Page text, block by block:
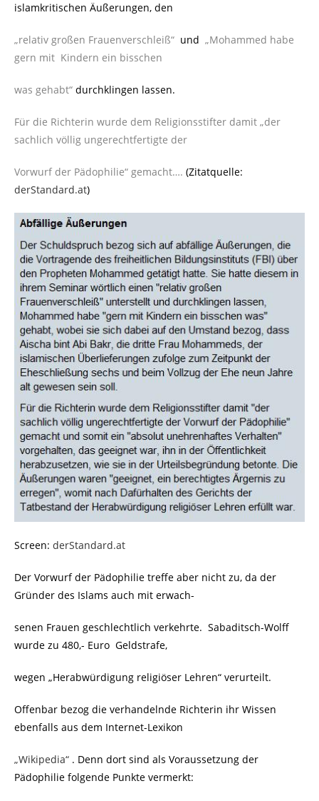
islamkritischen Äußerungen, den
„relativ großen Frauenverschleiß“ und „Mohammed habe
gern mit Kindern ein bisschen
was gehabt“ durchklingen lassen.
Für die Richterin wurde dem Religionsstifter damit „der
sachlich völlig ungerechtfertigte der
Vorwurf der Pädophilie“ gemacht…. (Zitatquelle:
derStandard.at)
Screen: derStandard.at
Der Vorwurf der Pädophilie treffe aber nicht zu, da der
Gründer des Islams auch mit erwach-
senen Frauen geschlechtlich verkehrte. Sabaditsch-Wolff
wurde zu 480,- Euro Geldstrafe,
wegen „Herabwürdigung religiöser Lehren“ verurteilt.
Offenbar bezog die verhandelnde Richterin ihr Wissen
ebenfalls aus dem Internet-Lexikon
„Wikipedia“ . Denn dort sind als Voraussetzung der
Pädophilie folgende Punkte vermerkt: